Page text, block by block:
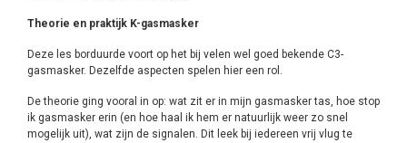
Theorie en praktijk K-gasmasker
Deze les borduurde voort op het bij velen wel goed bekende C3-
gasmasker. Dezelfde aspecten spelen hier een rol.
De theorie ging vooral in op: wat zit er in mijn gasmasker tas, hoe stop
ik gasmasker erin (en hoe haal ik hem er natuurlijk weer zo snel
mogelijk uit), wat zijn de signalen. Dit leek bij iedereen vrij vlug te